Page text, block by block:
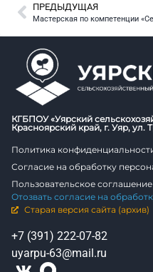
ПРЕДЫДУЩАЯ
КГБПОУ «Уярский
Красноярский край, г. Уяр, ул.
Политика
Согласие на обработку
Пользовательское соглашение
Отозвать согласие на
Старая версия сайта (архив)
+7 (391) 222-07-82
uyarpu-63@mail.ru